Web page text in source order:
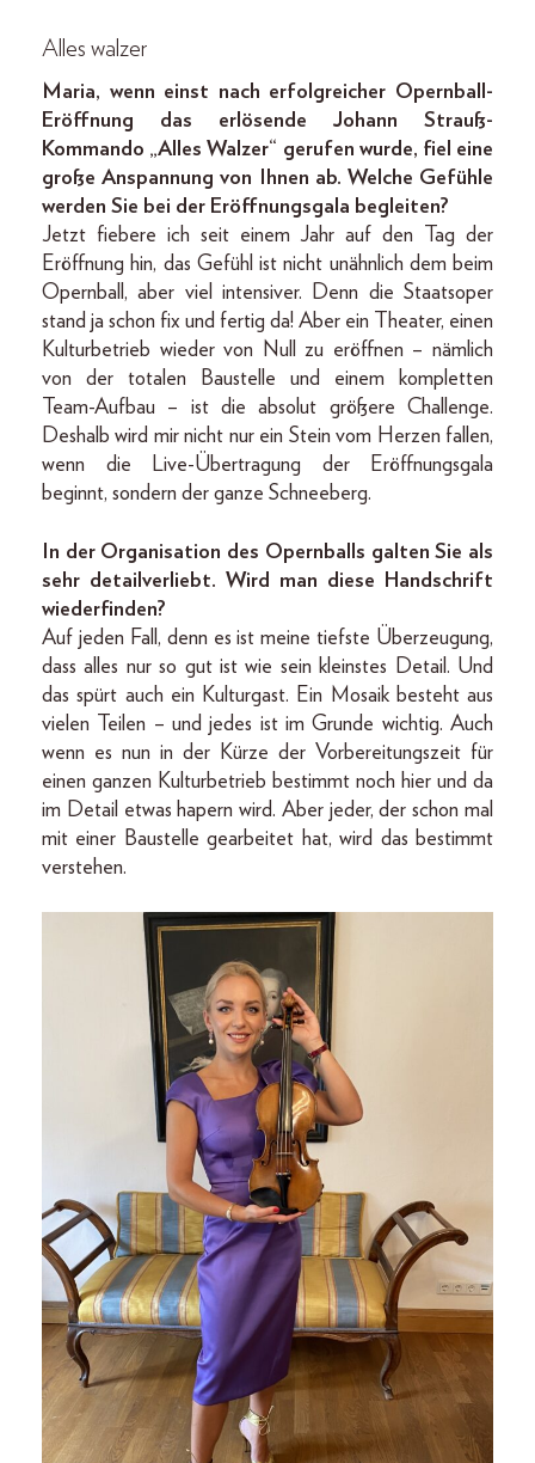
Alles walzer
Maria, wenn einst nach erfolgreicher Opernball-
Eröffnung das erlösende Johann Strauß-
Kommando „Alles Walzer“ gerufen wurde, fiel eine
große Anspannung von Ihnen ab. Welche Gefühle
werden Sie bei der Eröffnungsgala begleiten?
Jetzt fiebere ich seit einem Jahr auf den Tag der
Eröffnung hin, das Gefühl ist nicht unähnlich dem beim
Opernball, aber viel intensiver. Denn die Staatsoper
stand ja schon fix und fertig da! Aber ein Theater, einen
Kulturbetrieb wieder von Null zu eröffnen – nämlich
von der totalen Baustelle und einem kompletten
Team-Aufbau – ist die absolut größere Challenge.
Deshalb wird mir nicht nur ein Stein vom Herzen fallen,
wenn die Live-Übertragung der Eröffnungsgala
beginnt, sondern der ganze Schneeberg.
In der Organisation des Opernballs galten Sie als
sehr detailverliebt. Wird man diese Handschrift
wiederfinden?
Auf jeden Fall, denn es ist meine tiefste Überzeugung,
dass alles nur so gut ist wie sein kleinstes Detail. Und
das spürt auch ein Kulturgast. Ein Mosaik besteht aus
vielen Teilen – und jedes ist im Grunde wichtig. Auch
wenn es nun in der Kürze der Vorbereitungszeit für
einen ganzen Kulturbetrieb bestimmt noch hier und da
im Detail etwas hapern wird. Aber jeder, der schon mal
mit einer Baustelle gearbeitet hat, wird das bestimmt
verstehen.